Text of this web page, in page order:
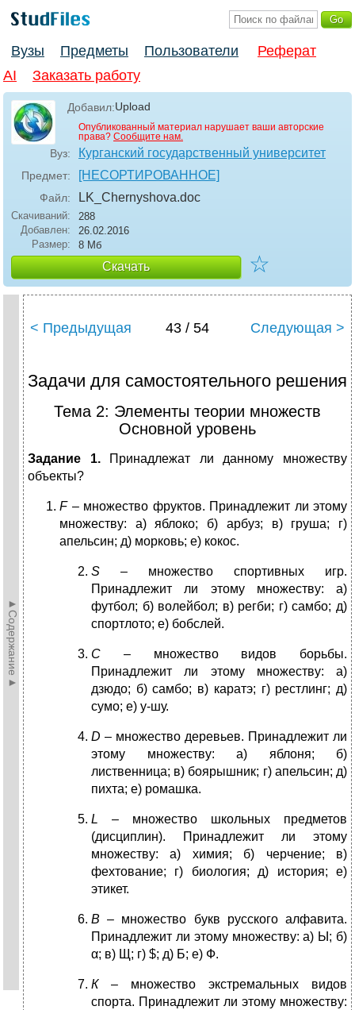
Вузы Предметы Пользователи
Реферат
AI
Заказать работу
Добавил:Upload
Опубликованный материал нарушает ваши авторские
права? Сообщите нам.
Вуз: Курганский государственный университет
Предмет: [НЕСОРТИРОВАННОЕ]
Файл: LK_Chernyshova.doc
Скачиваний:
288
Добавлен:
26.02.2016
Размер:
8 Мб
Скачать ☆
►Содержание►
< Предыдущая 43 / 54 Следующая >
Задачи для самостоятельного решения
Тема 2: Элементы теории множеств
Основной уровень
Задание 1.Принадлежат ли данному множеству
объекты?
F– множество фруктов. Принадлежит ли этому
множеству: а) яблоко; б) арбуз; в) груша; г)
апельсин; д) морковь; е) кокос.
S – множество спортивных игр.
Принадлежит ли этому множеству: а)
футбол; б) волейбол; в) регби; г) самбо; д)
спортлото; е) бобслей.
С – множество видов борьбы.
Принадлежит ли этому множеству: а)
дзюдо; б) самбо; в) каратэ; г) рестлинг; д)
сумо; е) у-шу.
D – множество деревьев. Принадлежит ли
этому множеству: а) яблоня; б)
лиственница; в) боярышник; г) апельсин; д)
пихта; е) ромашка.
L – множество школьных предметов
(дисциплин). Принадлежит ли этому
множеству: а) химия; б) черчение; в)
фехтование; г) биология; д) история; е)
этикет.
В – множество букв русского алфавита.
Принадлежит ли этому множеству: а) Ы; б)
α; в) Щ; г) $; д) Б; е) Ф.
К– множество экстремальных видов
спорта. Принадлежит ли этому множеству: